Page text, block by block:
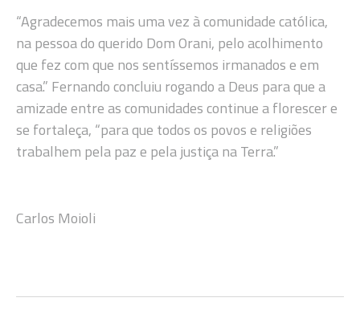
“Agradecemos mais uma vez à comunidade católica,
na pessoa do querido Dom Orani, pelo acolhimento
que fez com que nos sentíssemos irmanados e em
casa.” Fernando concluiu rogando a Deus para que a
amizade entre as comunidades continue a florescer e
se fortaleça, “para que todos os povos e religiões
trabalhem pela paz e pela justiça na Terra.”
Carlos Moioli